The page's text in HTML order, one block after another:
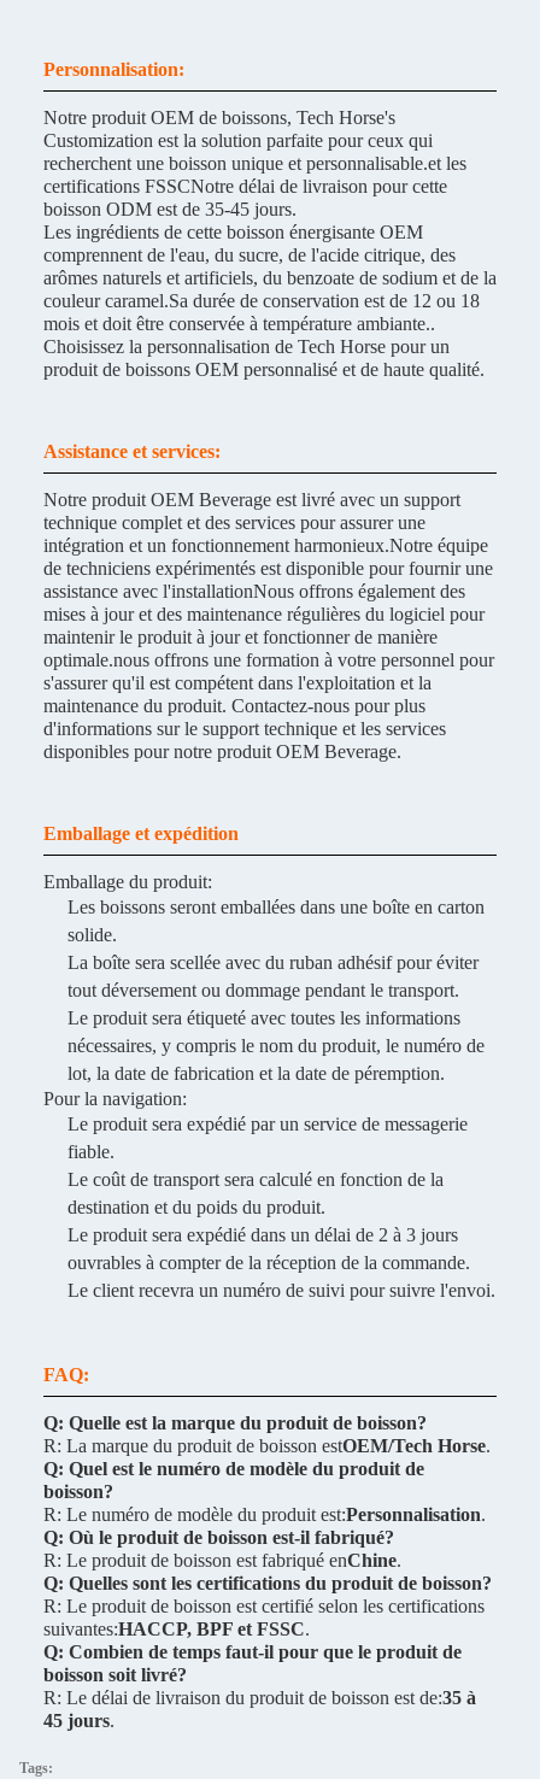
Personnalisation:
Notre produit OEM de boissons, Tech Horse's
Customization est la solution parfaite pour ceux qui
recherchent une boisson unique et personnalisable.et les
certifications FSSCNotre délai de livraison pour cette
boisson ODM est de 35-45 jours.
Les ingrédients de cette boisson énergisante OEM
comprennent de l'eau, du sucre, de l'acide citrique, des
arômes naturels et artificiels, du benzoate de sodium et de la
couleur caramel.Sa durée de conservation est de 12 ou 18
mois et doit être conservée à température ambiante..
Choisissez la personnalisation de Tech Horse pour un
produit de boissons OEM personnalisé et de haute qualité.
Assistance et services:
Notre produit OEM Beverage est livré avec un support
technique complet et des services pour assurer une
intégration et un fonctionnement harmonieux.Notre équipe
de techniciens expérimentés est disponible pour fournir une
assistance avec l'installationNous offrons également des
mises à jour et des maintenance régulières du logiciel pour
maintenir le produit à jour et fonctionner de manière
optimale.nous offrons une formation à votre personnel pour
s'assurer qu'il est compétent dans l'exploitation et la
maintenance du produit. Contactez-nous pour plus
d'informations sur le support technique et les services
disponibles pour notre produit OEM Beverage.
Emballage et expédition
Emballage du produit:
Les boissons seront emballées dans une boîte en carton
solide.
La boîte sera scellée avec du ruban adhésif pour éviter
tout déversement ou dommage pendant le transport.
Le produit sera étiqueté avec toutes les informations
nécessaires, y compris le nom du produit, le numéro de
lot, la date de fabrication et la date de péremption.
Pour la navigation:
Le produit sera expédié par un service de messagerie
fiable.
Le coût de transport sera calculé en fonction de la
destination et du poids du produit.
Le produit sera expédié dans un délai de 2 à 3 jours
ouvrables à compter de la réception de la commande.
Le client recevra un numéro de suivi pour suivre l'envoi.
FAQ:
Q: Quelle est la marque du produit de boisson?
R: La marque du produit de boisson estOEM/Tech Horse.
Q: Quel est le numéro de modèle du produit de
boisson?
R: Le numéro de modèle du produit est:Personnalisation.
Q: Où le produit de boisson est-il fabriqué?
R: Le produit de boisson est fabriqué enChine.
Q: Quelles sont les certifications du produit de boisson?
R: Le produit de boisson est certifié selon les certifications
suivantes:HACCP, BPF et FSSC.
Q: Combien de temps faut-il pour que le produit de
boisson soit livré?
R: Le délai de livraison du produit de boisson est de:35 à
45 jours.
Tags: